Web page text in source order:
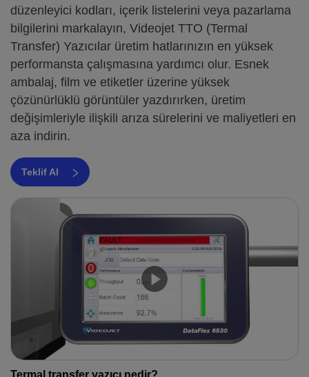
düzenleyici kodları, içerik listelerini veya pazarlama
bilgilerini markalayın, Videojet TTO (Termal
Transfer) Yazıcılar üretim hatlarınızın en yüksek
performansta çalışmasına yardımcı olur. Esnek
ambalaj, film ve etiketler üzerine yüksek
çözünürlüklü görüntüler yazdırırken, üretim
değişimleriyle ilişkili arıza sürelerini ve maliyetleri en
aza indirin.
Teklif Al
Termal transfer yazıcı nedir?